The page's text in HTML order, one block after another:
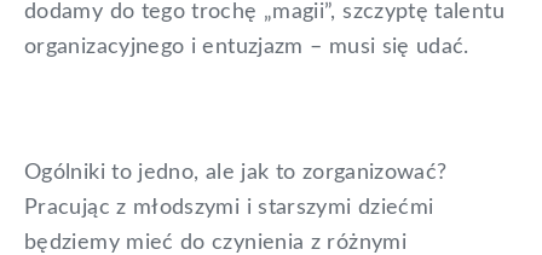
dodamy do tego trochę „magii”, szczyptę talentu
organizacyjnego i entuzjazm – musi się udać.
Ogólniki to jedno, ale jak to zorganizować?
Pracując z młodszymi i starszymi dziećmi
będziemy mieć do czynienia z różnymi